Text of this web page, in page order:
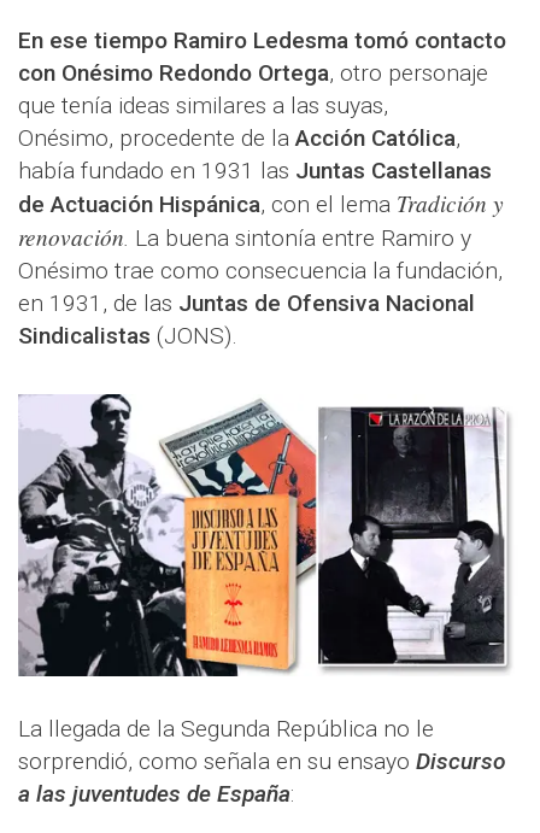
En ese tiempo Ramiro Ledesma tomó contacto
con Onésimo Redondo Ortega, otro personaje
que tenía ideas similares a las suyas,
Onésimo, procedente de laAcción Católica,
había fundado en 1931 las Juntas Castellanas
de Actuación Hispánica, con el lema Tradición y
renovación. La buena sintonía entre Ramiro y
Onésimo trae como consecuencia la fundación,
en 1931, de las Juntas de Ofensiva Nacional
Sindicalistas (JONS).
La llegada de la Segunda República no le
sorprendió, como señala en su ensayo Discurso
a las juventudes de España: